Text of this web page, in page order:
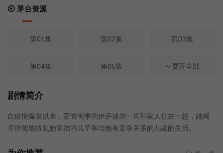
茅台资源
第01集 第02集 第03集
第04集 第05集 第06集
第07集
第10集 第11集
展开全部
剧情简介
自疫情爆发以来，爱管闲事的伊萨迪尔一直和家人住在一起，她竭
尽所能地扰乱她笨拙的儿子和与她有竞争关系的儿媳的生活。